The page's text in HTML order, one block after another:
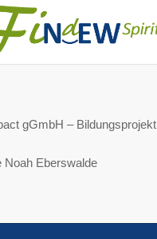
gGmbH – Bildungsprojekt
Noah Eberswalde